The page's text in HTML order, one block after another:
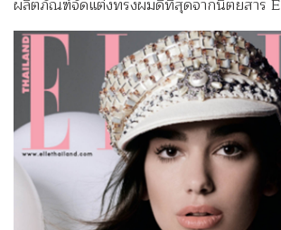
ผลิตภัณฑ์จัดแต่งทรงผมดีที่สุดจากนิตยสาร